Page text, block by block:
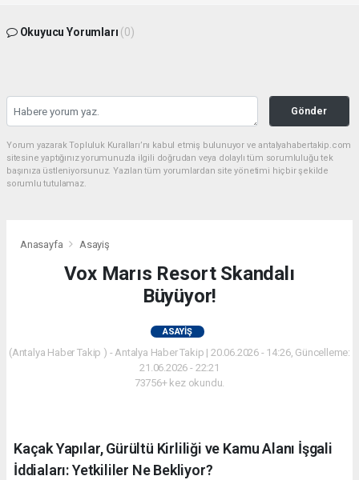
Okuyucu Yorumları (0)
Gönder
Yorum yazarak Topluluk Kuralları’nı kabul etmiş bulunuyor ve antalyahabertakip.com
sitesine yaptığınız yorumunuzla ilgili doğrudan veya dolaylı tüm sorumluluğu tek
başınıza üstleniyorsunuz. Yazılan tüm yorumlardan site yönetimi hiçbir şekilde
sorumlu tutulamaz.
Anasayfa Asayiş
Vox Marıs Resort Skandalı
Büyüyor!
ASAYIŞ
(Antalya Haber Takip ) - Antalya Haber Takip | 20.06.2026 - 14:26, Güncelleme:
21.06.2026 - 22:21
73756+ kez okundu.
Kaçak Yapılar, Gürültü Kirliliği ve Kamu Alanı İşgali
İddiaları: Yetkililer Ne Bekliyor?